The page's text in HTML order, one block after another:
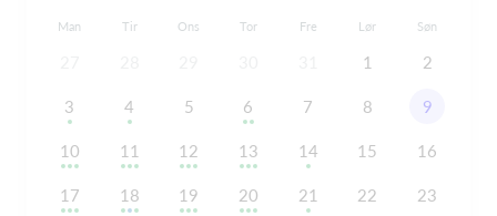
Man Tir Ons Tor Fre Lør Søn
1 2
3 4 5 6 7 8 9
10 11 12 13 14 15 16
17 18 19 20 21 22 23